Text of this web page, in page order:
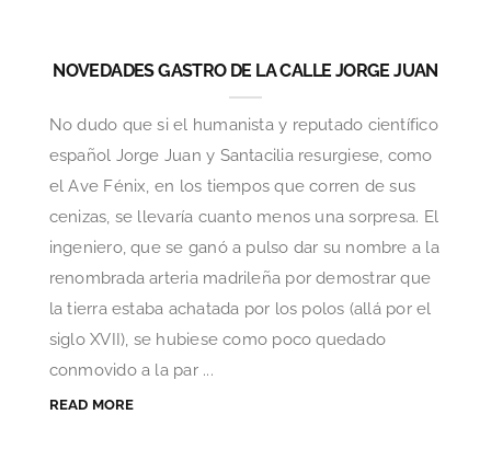
NOVEDADES GASTRO DE LA CALLE JORGE JUAN
No dudo que si el humanista y reputado científico
español Jorge Juan y Santacilia resurgiese, como
el Ave Fénix, en los tiempos que corren de sus
cenizas, se llevaría cuanto menos una sorpresa. El
ingeniero, que se ganó a pulso dar su nombre a la
renombrada arteria madrileña por demostrar que
la tierra estaba achatada por los polos (allá por el
siglo XVII), se hubiese como poco quedado
conmovido a la par ...
READ MORE